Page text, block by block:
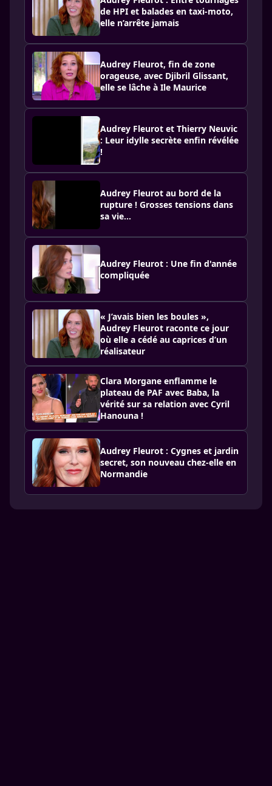
de HPI et balades en taxi-moto,
elle n’arrête jamais
Audrey Fleurot, fin de zone
orageuse, avec Djibril Glissant,
elle se lâche à Ile Maurice
Audrey Fleurot et Thierry Neuvic
: Leur idylle secrète enfin révélée
!
Audrey Fleurot au bord de la
rupture ! Grosses tensions dans
sa vie…
Audrey Fleurot : Une fin d'année
compliquée
« J’avais bien les boules »,
Audrey Fleurot raconte ce jour
où elle a cédé au caprices d’un
réalisateur
Clara Morgane enflamme le
plateau de PAF avec Baba, la
vérité sur sa relation avec Cyril
Hanouna !
Audrey Fleurot : Cygnes et jardin
secret, son nouveau chez-elle en
Normandie